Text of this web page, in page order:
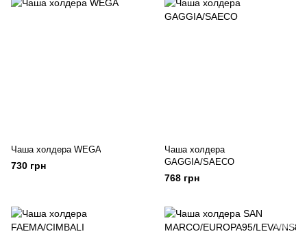
Чаша холдера WEGA
730 грн
Чаша холдера
GAGGIA/SAECO
768 грн